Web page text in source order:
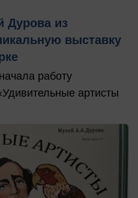
Дурова из
выставку
работу
артисты